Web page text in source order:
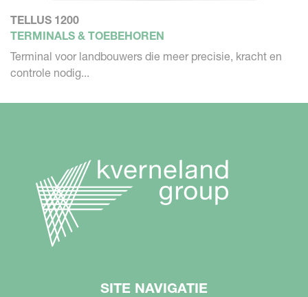
TELLUS 1200
TERMINALS & TOEBEHOREN
Terminal voor landbouwers die meer precisie, kracht en
controle nodig...
SITE NAVIGATIE